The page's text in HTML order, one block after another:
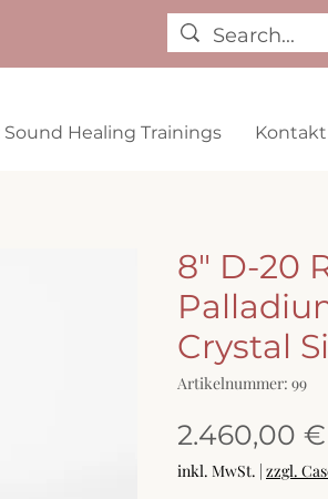
Sound Healing Trainings Kontakt
8" D-20
Crystal
Artikelnummer: 99
2.460,00 €
inkl. MwSt. zzgl.